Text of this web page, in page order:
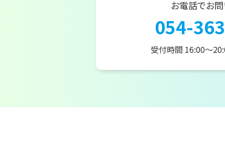
お電話でお
054-
受付時間 16:00～